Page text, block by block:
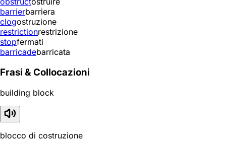
barrierbarriera
clogostruzione
restrictionrestrizione
stopfermati
barricadebarricata
Frasi & Collocazioni
building block
blocco di costruzione